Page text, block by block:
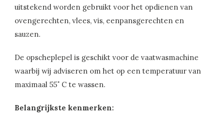
uitstekend worden gebruikt voor het opdienen van
ovengerechten, vlees, vis, eenpansgerechten en
sauzen.
De opscheplepel is geschikt voor de vaatwasmachine
waarbij wij adviseren om het op een temperatuur van
maximaal 55˚ C te wassen.
Belangrijkste kenmerken: